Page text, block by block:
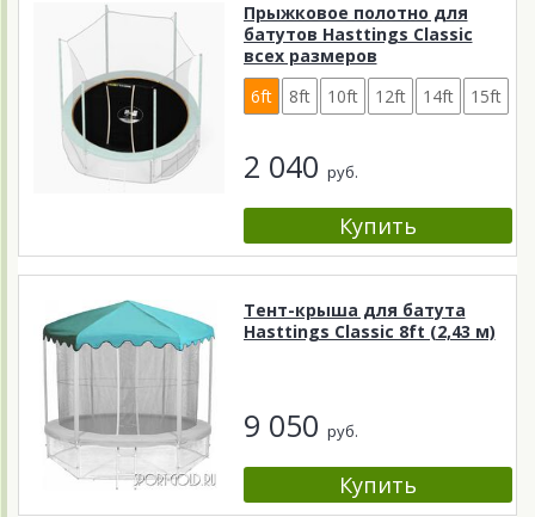
Прыжковое полотно для
батутов Hasttings Classic
всех размеров
6ft
8ft 10ft 12ft 14ft 15ft
2 040 руб.
Тент-крыша для батута
Hasttings Classic 8ft (2,43 м)
9 050 руб.